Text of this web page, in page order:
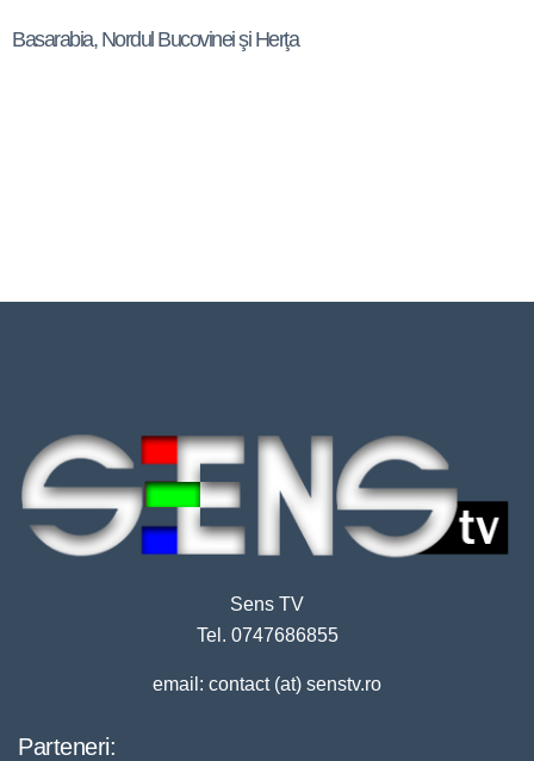
Basarabia, Nordul Bucovinei şi Herţa
Sens TV
Tel. 0747686855
email: contact (at) senstv.ro
Parteneri: